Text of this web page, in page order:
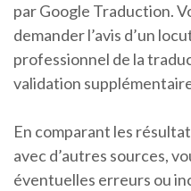
par Google Traduction.
demander l’avis d’un
professionnel de la
validation
En comparant les
avec d’autres sources,
éventuelles erreurs ou